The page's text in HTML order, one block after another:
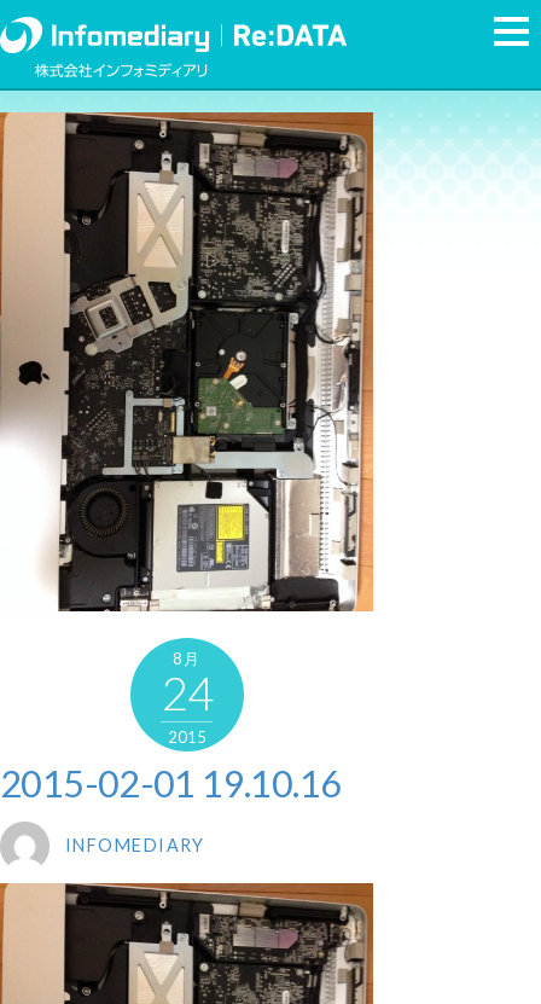
8月
24
2015
2015-02-01 19.10.16
INFOMEDIARY